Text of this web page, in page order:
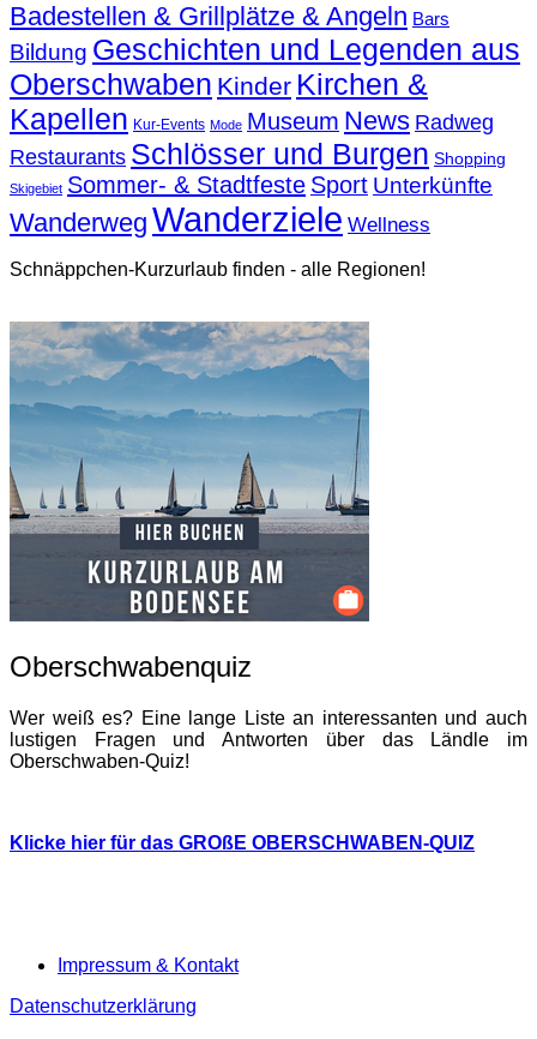
Badestellen & Grillplätze & Angeln Bars
Bildung Geschichten und Legenden aus
Oberschwaben Kinder Kirchen &
Kapellen Kur-Events Mode Museum News Radweg
Restaurants Schlösser und Burgen Shopping
Skigebiet Sommer- & Stadtfeste Sport Unterkünfte
Wanderweg Wanderziele Wellness
Schnäppchen-Kurzurlaub finden - alle Regionen!
Oberschwabenquiz
Wer weiß es? Eine lange Liste an interessanten und auch
lustigen Fragen und Antworten über das Ländle im
Oberschwaben-Quiz!
Klicke hier für das GROßE OBERSCHWABEN-QUIZ
Impressum & Kontakt
Datenschutzerklärung